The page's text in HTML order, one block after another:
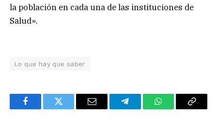
la población en cada una de las instituciones de
Salud».
Lo que hay que saber
FacebookTwitter Email TelegramWhatsAppCopy